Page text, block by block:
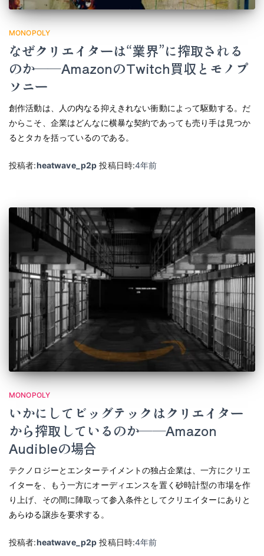
MONOPOLY
なぜクリエイターは“業界”に搾取される
のか――AmazonのTwitch買収とモノプ
ソニー
創作活動は、人の内なる抑えきれない衝動によって駆動する。だ
からこそ、企業はどんなに横暴な契約であっても売り手は見つか
るとタカを括っているのである。
投稿者:heatwave_p2p 投稿日時:4年前
MONOPOLY
いかにしてビッグテックはクリエイター
から搾取しているのか――Amazon
Audibleの場合
テクノロジーとエンターテイメントの独占企業は、一方にクリエ
イターを、もう一方にオーディエンスを置く砂時計型の市場を作
り上げ、その間に陣取って参入条件としてクリエイターにありと
あらゆる譲歩を要求する。
投稿者:heatwave_p2p 投稿日時:4年前